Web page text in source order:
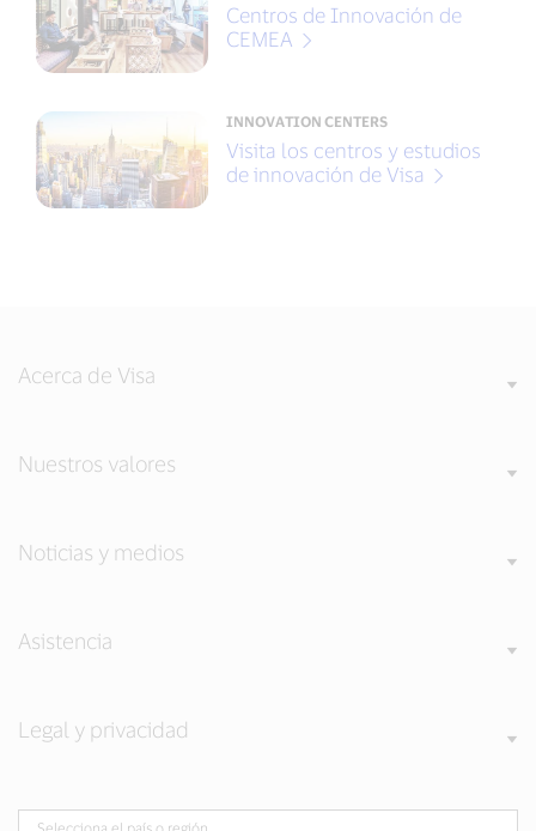
Centros de Innovación de
CEMEA
INNOVATION CENTERS
Visita los centros y estudios
de innovación de Visa
Acerca de Visa
Nuestros valores
Noticias y medios
Asistencia
Legal y privacidad
Selecciona el país o región